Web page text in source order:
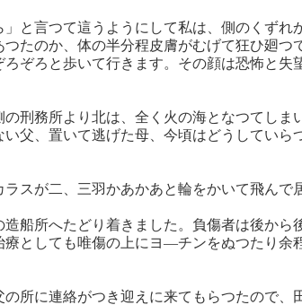
と言つて這うようにして私は、側のくずれ
たのか、体の半分程皮膚がむげて狂ひ廻つ
ぞろと歩いて行きます。その顔は恐怖と失
刑務所より北は、全く火の海となつてしま
父、置いて逃げた母、今頃はどうしていら
スが二、三羽かあかあと輪をかいて飛んで
船所へたどり着きました。負傷者は後から
としても唯傷の上にヨ―チンをぬつたり余
所に連絡がつき迎えに来てもらつたので、